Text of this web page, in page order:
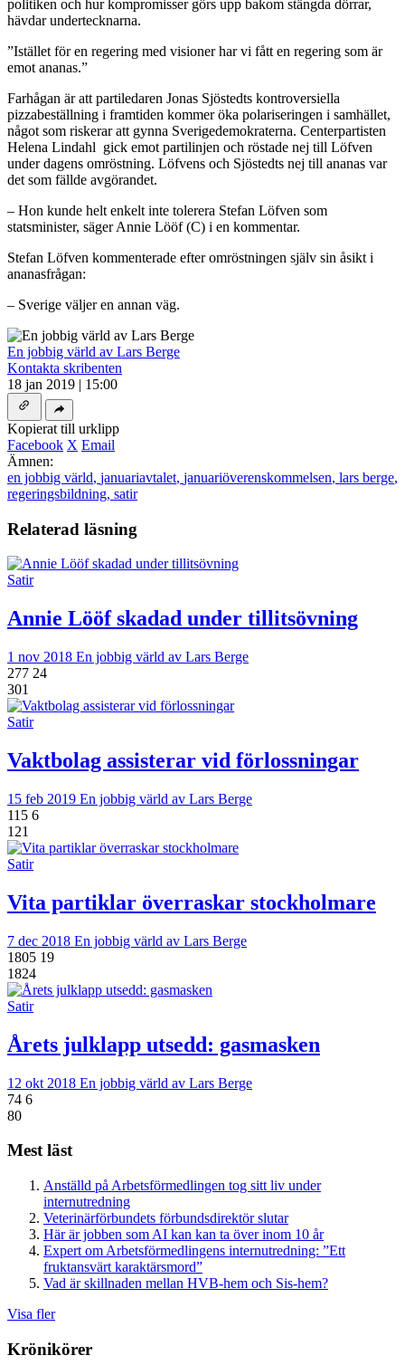
politiken och hur kompromisser görs upp bakom stängda dörrar,
hävdar undertecknarna.
”Istället för en regering med visioner har vi fått en regering som är
emot ananas.”
Farhågan är att partiledaren Jonas Sjöstedts kontroversiella
pizzabeställning i framtiden kommer öka polariseringen i samhället,
något som riskerar att gynna Sverigedemokraterna. Centerpartisten
Helena Lindahl gick emot partilinjen och röstade nej till Löfven
under dagens omröstning. Löfvens och Sjöstedts nej till ananas var
det som fällde avgörandet.
– Hon kunde helt enkelt inte tolerera Stefan Löfven som
statsminister, säger Annie Lööf (C) i en kommentar.
Stefan Löfven kommenterade efter omröstningen själv sin åsikt i
ananasfrågan:
– Sverige väljer en annan väg.
En jobbig värld av Lars Berge
Kontakta skribenten
18 jan 2019 | 15:00
Kopierat till urklipp
Facebook X Email
Ämnen:
en jobbig värld, januariavtalet, januariöverenskommelsen, lars berge,
regeringsbildning, satir
Relaterad läsning
Satir
Annie Lööf skadad under tillitsövning
1 nov 2018 En jobbig värld av Lars Berge
277 24
301
Satir
Vaktbolag assisterar vid förlossningar
15 feb 2019 En jobbig värld av Lars Berge
115 6
121
Satir
Vita partiklar överraskar stockholmare
7 dec 2018 En jobbig värld av Lars Berge
1805 19
1824
Satir
Årets julklapp utsedd: gasmasken
12 okt 2018 En jobbig värld av Lars Berge
74 6
80
Mest läst
Anställd på Arbetsförmedlingen tog sitt liv under
internutredning
Veterinärförbundets förbundsdirektör slutar
Här är jobben som AI kan kan ta över inom 10 år
Expert om Arbetsförmedlingens internutredning: ”Ett
fruktansvärt karaktärsmord”
Vad är skillnaden mellan HVB-hem och Sis-hem?
Visa fler
Krönikörer